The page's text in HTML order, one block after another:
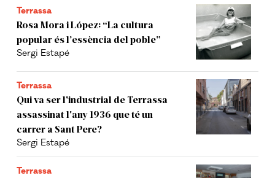
Terrassa
Rosa Mora i López: “La cultura
popular és l’essència del poble”
Sergi Estapé
Terrassa
Qui va ser l'industrial de Terrassa
assassinat l'any 1936 que té un
carrer a Sant Pere?
Sergi Estapé
Terrassa